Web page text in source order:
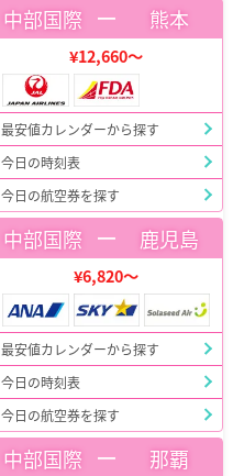
中部国際 ー 熊本
¥12,660～
最安値カレンダーから探す
今日の時刻表
今日の航空券を探す
中部国際 ー 鹿児島
¥6,820～
最安値カレンダーから探す
今日の時刻表
今日の航空券を探す
中部国際 ー 那覇